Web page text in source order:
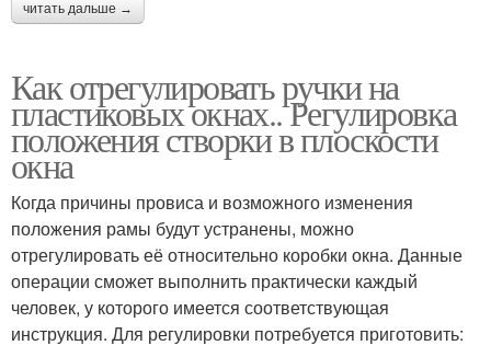
читать дальше →
Как отрегулировать ручки на
пластиковых окнах.. Регулировка
положения створки в плоскости
окна
Когда причины провиса и возможного изменения
положения рамы будут устранены, можно
отрегулировать её относительно коробки окна. Данные
операции сможет выполнить практически каждый
человек, у которого имеется соответствующая
инструкция. Для регулировки потребуется приготовить: